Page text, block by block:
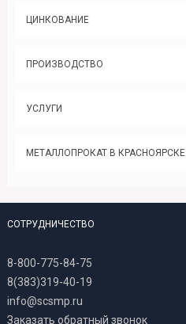
ЦИНКОВАНИЕ
ПРОИЗВОДСТВО
УСЛУГИ
МЕТАЛЛОПРОКАТ В КРАСНОЯРСКЕ
СОТРУДНИЧЕСТВО
8-800-775-84-75
8(383)319-40-19
info@scsmp.ru
Заказать обратный звонок